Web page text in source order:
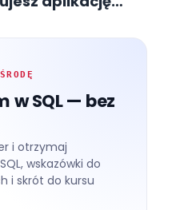
SELECT. To
Query
komunikację
danych, czyli
na całym
swoje
w SQL — bez
i otrzymaj
wskazówki do
i skrót do kursu